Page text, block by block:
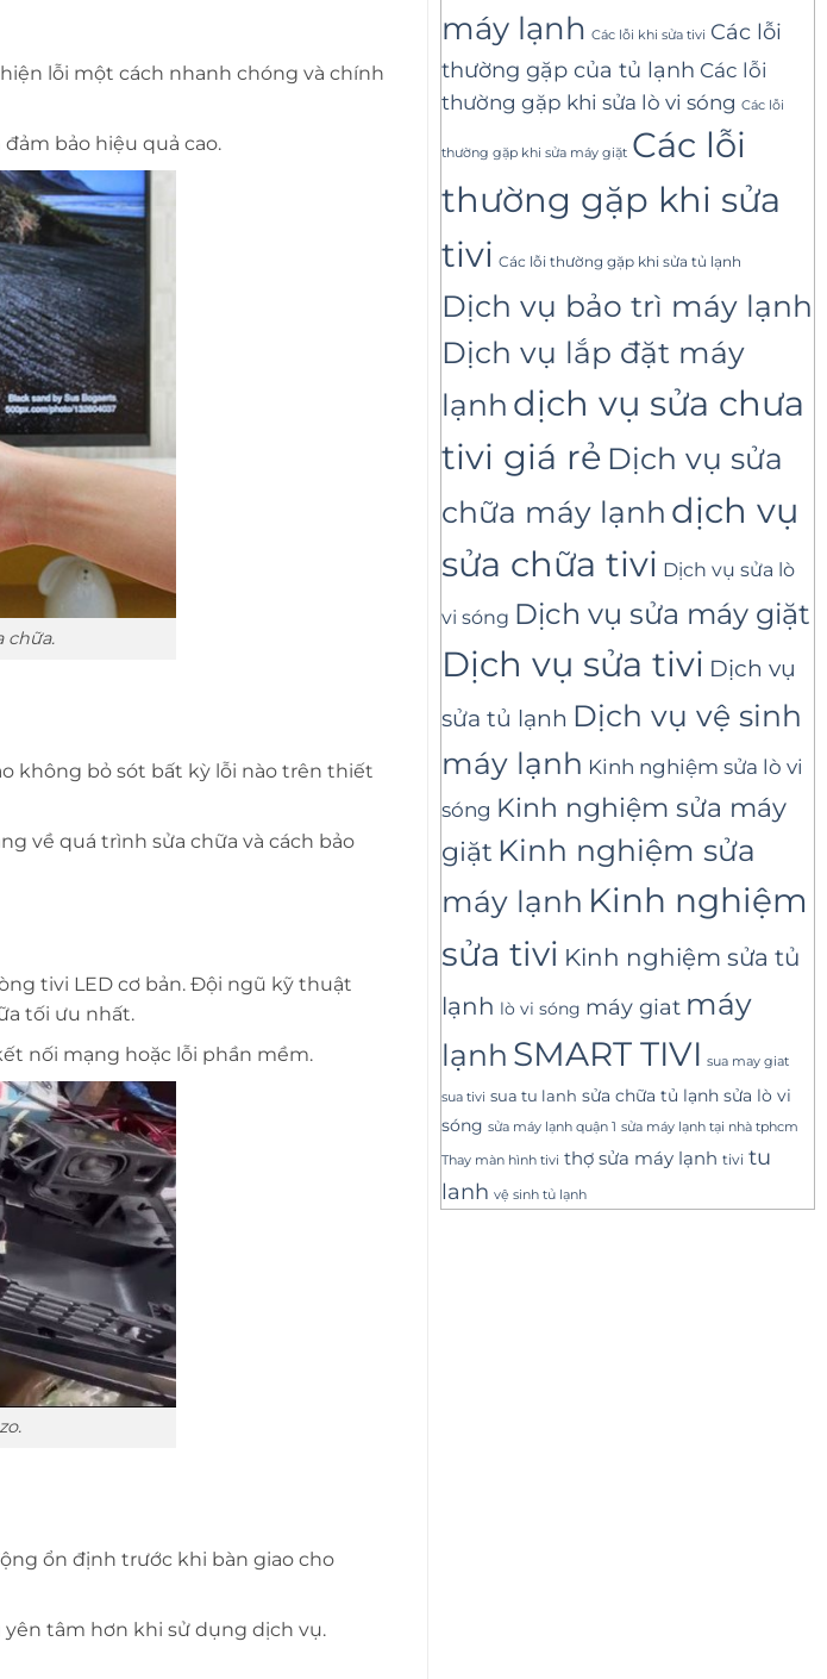
lỗi một cách nhanh chóng và chính
bảo hiệu quả cao.
chữa.
không bỏ sót bất kỳ lỗi nào trên thiết
về quá trình sửa chữa và cách bảo
tivi LED cơ bản. Đội ngũ kỹ thuật
tối ưu nhất.
nối mạng hoặc lỗi phần mềm.
ổn định trước khi bàn giao cho
yên tâm hơn khi sử dụng dịch vụ.
máy lạnh Các lỗi khi sửa tivi Các lỗi
thường gặp của tủ lạnh Các lỗi
thường gặp khi sửa lò vi sóng Các lỗi
thường gặp khi sửa máy giặt Các lỗi
thường gặp khi sửa
tivi Các lỗi thường gặp khi sửa tủ lạnh
Dịch vụ bảo trì máy lạnh
Dịch vụ lắp đặt máy
lạnh dịch vụ sửa chưa
tivi giá rẻ Dịch vụ sửa
chữa máy lạnh dịch vụ
sửa chữa tivi Dịch vụ sửa lò
vi sóng Dịch vụ sửa máy giặt
Dịch vụ sửa tivi Dịch vụ
sửa tủ lạnh Dịch vụ vệ sinh
máy lạnh Kinh nghiệm sửa lò vi
sóng Kinh nghiệm sửa máy
giặt Kinh nghiệm sửa
máy lạnh Kinh nghiệm
sửa tivi Kinh nghiệm sửa tủ
lạnh lò vi sóng máy giat máy
lạnh SMART TIVI sua may giat
sua tivi sua tu lanh sửa chữa tủ lạnh sửa lò vi
sóng sửa máy lạnh quận 1 sửa máy lạnh tại nhà tphcm
Thay màn hình tivi thợ sửa máy lạnh tivi tu
lanh vệ sinh tủ lạnh